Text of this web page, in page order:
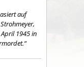
auf
1945 in